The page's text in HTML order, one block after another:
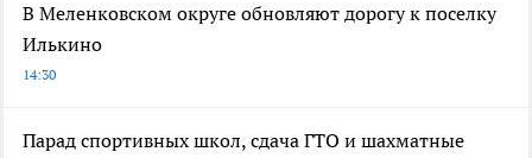
В Меленковском округе обновляют дорогу к поселку
Илькино
14:30
Парад спортивных школ, сдача ГТО и шахматные